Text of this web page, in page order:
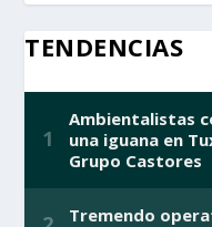
TENDENCIAS